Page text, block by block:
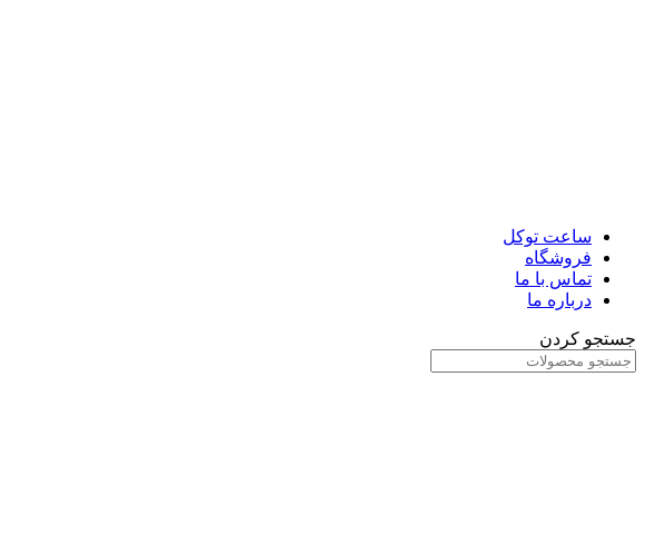
ساعت توکل
فروشگاه
تماس با ما
درباره ما
جستجو کردن